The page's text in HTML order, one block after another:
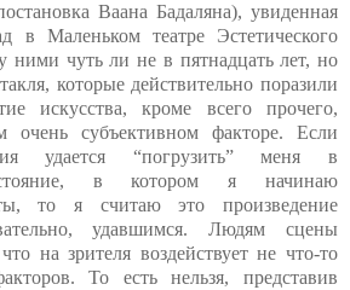
Ваана Бадаляна), увиденная
в Маленьком театре Эстетического
ними чуть ли не в пятнадцать лет, но
которые действительно поразили
искусства, кроме всего прочего,
очень субъективном факторе. Если
удается “погрузить” меня в
в котором я начинаю
то я считаю это произведение
удавшимся. Людям сцены
на зрителя воздействует не что-то
То есть нельзя, представив